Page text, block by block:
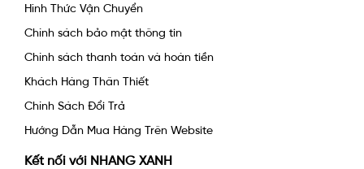
Hình Thức Vận Chuyển
Chính sách bảo mật thông tin
Chính sách thanh toán và hoàn tiền
Khách Hàng Thân Thiết
Chính Sách Đổi Trả
Hướng Dẫn Mua Hàng Trên Website
Kết nối với NHANG XANH